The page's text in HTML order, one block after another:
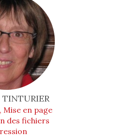
TINTURIER
Mise en page
des fichiers